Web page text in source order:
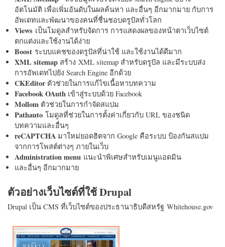
อัตโนมัติ เพื่อเพิ่มอันดับในผลค้นหา และอื่นๆ อีกมากมาย กับการ
อัพเดทและพัฒนาของคนที่ชื่นชอบดรูปัลทั่วโลก
Views เป็นโมดูลสำหรับจัดการ การแสดงผลของหน้าตาเว็บไซต์
ตกแต่งและใช้งานได้ง่าย
Boost ระบบแคชของดรูปัลที่น่าใช้ และใช้งานได้ดีมาก
XML sitemap สร้าง XML sitemap สำหรับดรูปัล และมีระบบส่ง
การอัพเดทไปยัง Search Engine อีกด้วย
CKEditorตัวช่วยในการแก้ไขเนื้อหาบทความ
Facebook OAuth เข้าสู่ระบบด้วย Facebook
Mollom ตัวช่วยในการกำจัดสแปม
Pathauto โมดูลที่ช่วยในการตั้งค่าเกี่ยวกับ URL ของชนิด
บทความและอื่นๆ
reCAPTCHA มาใหม่ยอดฮิตจาก Google คือระบบ ป้องกันสแปม
จากการโพสต์ต่างๆ ภายในเว็บ
Administration menu แนะนำพิเศษสำหรับเมนูแอดมิน
และอื่นๆ อีกมากมาย
ตัวอย่างเว็บไซต์ที่ใช้ Drupal
Drupal เป็น CMS ที่เว็บไซต์ของประธานาธิบดีสหรัฐ Whitehouse.gov